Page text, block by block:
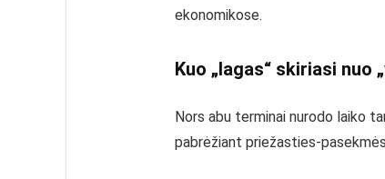
ekonomikose.
Kuo „lagas“ skiriasi nuo
Nors abu terminai nurodo laiko
pabrėžiant priežasties-